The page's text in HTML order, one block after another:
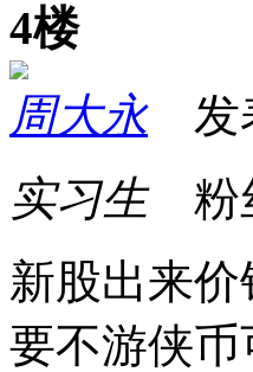
4楼
周大永发
实习生粉
新股出来
要不游侠币